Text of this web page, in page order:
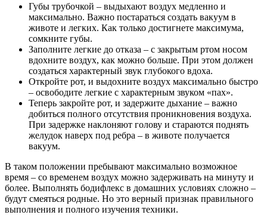
Губы трубочкой – выдыхают воздух медленно и
максимально. Важно постараться создать вакуум в
животе и легких. Как только достигнете максимума,
сомкните губы.
Заполните легкие до отказа – с закрытым ртом носом
вдохните воздух, как можно больше. При этом должен
создаться характерный звук глубокого вдоха.
Откройте рот, и выдохните воздух максимально быстро
– освободите легкие с характерным звуком «пах».
Теперь закройте рот, и задержите дыхание – важно
добиться полного отсутствия проникновения воздуха.
При задержке наклоняют голову и стараются поднять
желудок наверх под ребра – в животе получается
вакуум.
В таком положении пребывают максимально возможное
время – со временем воздух можно задерживать на минуту и
более. Выполнять бодифлекс в домашних условиях сложно –
будут смеяться родные. Но это верный признак правильного
выполнения и полного изучения техники.